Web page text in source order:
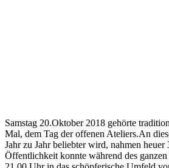
Samstag 20.Oktober 2018 gehörte
Mal, dem Tag der offenen Ateliers.An
Jahr zu Jahr beliebter wird, nahmen
Öffentlichkeit konnte während des